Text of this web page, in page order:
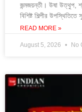
জন্মজয়ন্তী। উষা উত্থুপ,
বিশিষ্ট শিল্পীর
READ MORE »
August 5, 2026 No